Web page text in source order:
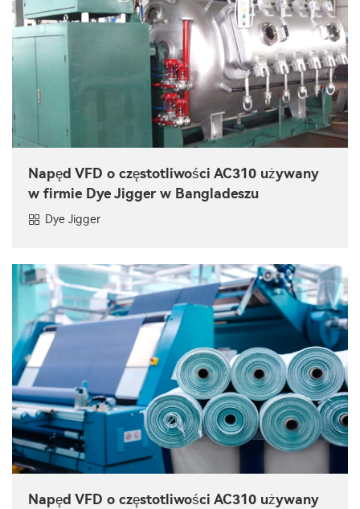
Napęd VFD o częstotliwości AC310 używany
w firmie Dye Jigger w Bangladeszu
Dye Jigger
Napęd VFD o częstotliwości AC310 używany